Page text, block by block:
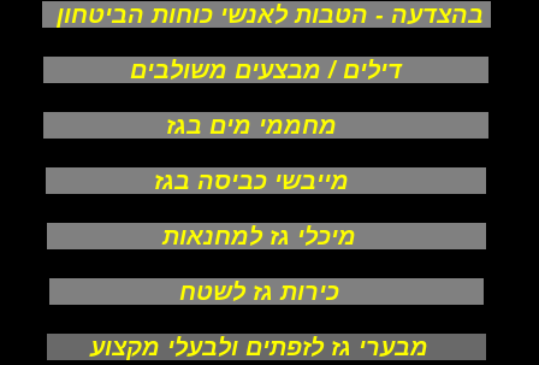
בהצדעה - הטבות לאנשי כוחות הביטחון
דילים / מבצעים משולבים
מחממי מים בגז
מייבשי כביסה בגז
מיכלי גז למחנאות
כירות גז לשטח
מבערי גז לזפתים ולבעלי מקצוע